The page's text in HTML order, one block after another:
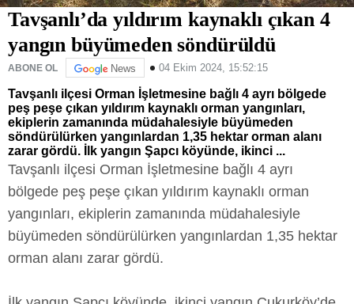
Tavşanlı’da yıldırım kaynaklı çıkan 4
yangın büyümeden söndürüldü
ABONE OL News 04 Ekim 2024, 15:52:15
Tavşanlı ilçesi Orman İşletmesine bağlı 4 ayrı bölgede
peş peşe çıkan yıldırım kaynaklı orman yangınları,
ekiplerin zamanında müdahalesiyle büyümeden
söndürülürken yangınlardan 1,35 hektar orman alanı
zarar gördü. İlk yangın Şapcı köyünde, ikinci ...
Tavşanlı ilçesi Orman İşletmesine bağlı 4 ayrı
bölgede peş peşe çıkan yıldırım kaynaklı orman
yangınları, ekiplerin zamanında müdahalesiyle
büyümeden söndürülürken yangınlardan 1,35 hektar
orman alanı zarar gördü.